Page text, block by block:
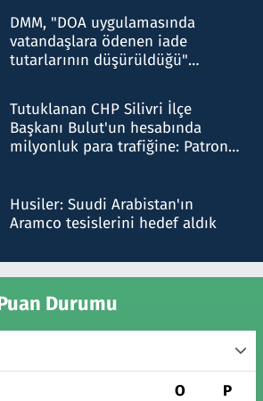
DMM, "DOA uygulamasında
vatandaşlara ödenen iade
tutarlarının düşürüldüğü"
Tutuklanan CHP Silivri İlçe
Başkanı Bulut'un hesabında
milyonluk para trafiğine: Patron
Husiler: Suudi Arabistan'ın
Aramco tesislerini hedef aldık
Durumu
O P